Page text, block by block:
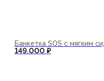
Банкетка SOS с мягким
149.000 ₽